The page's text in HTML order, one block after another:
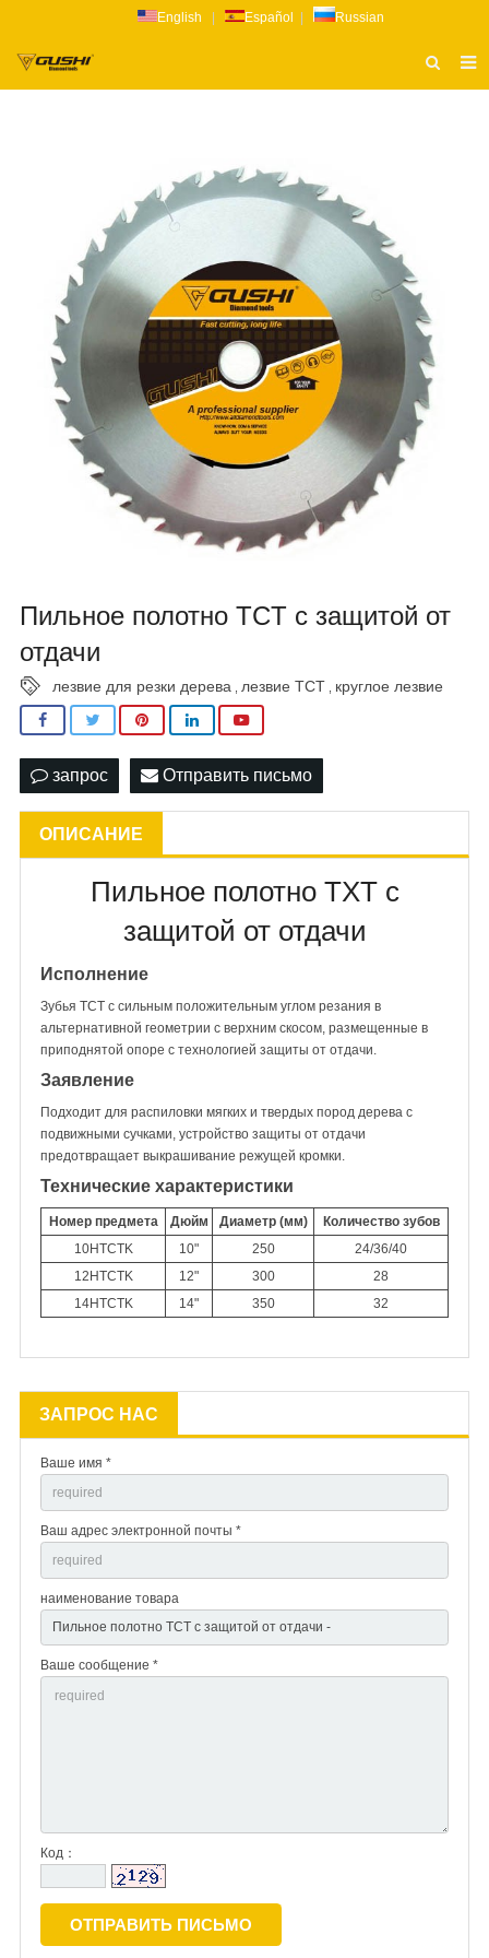
English Español Russian
КАТАЛОГ
РАССЛЕДОВАНИЕ
СВЯЗАТЬСЯ С НАМИ
Пильное полотно TCT с защитой от
отдачи
лезвие для резки дерева лезвие TCT круглое лезвие
запрос Отправить письмо
ОПИСАНИЕ
Пильное полотно TXT с
защитой от отдачи
Исполнение
Зубья TCT с сильным положительным углом резания в
альтернативной геометрии с верхним скосом, размещенные в
приподнятой опоре с технологией защиты от отдачи.
Заявление
Подходит для распиловки мягких и твердых пород дерева с
подвижными сучками, устройство защиты от отдачи
предотвращает выкрашивание режущей кромки.
Технические характеристики
Номер предмета Дюйм Диаметр (мм)
Количество зубов
10HTCTK
10" 250
24/36/40
12HTCTK
12" 300
28
14HTCTK
14" 350 32
ЗАПРОС НАС
Ваше имя *
Ваш адрес электронной почты *
наименование товара
Ваше сообщение *
Код：